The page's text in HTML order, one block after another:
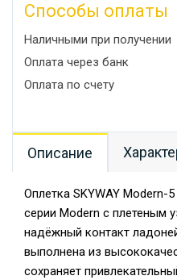
Способы оплаты
Наличными при получении
Оплата через банк
Оплата по счету
Описание
Оплетка SKYWAY Modern-
серии Modern с плетеным
надёжный контакт
выполнена из
сохраняет